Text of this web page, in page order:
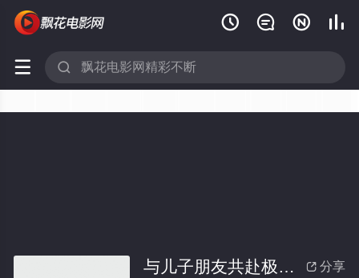
   
 
 分享
与儿子朋友共赴极乐的淫乱寺院